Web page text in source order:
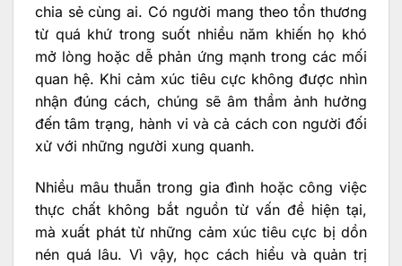
chia sẻ cùng ai. Có người mang theo tổn thương
từ quá khứ trong suốt nhiều năm khiến họ khó
mở lòng hoặc dễ phản ứng mạnh trong các mối
quan hệ. Khi cảm xúc tiêu cực không được nhìn
nhận đúng cách, chúng sẽ âm thầm ảnh hưởng
đến tâm trạng, hành vi và cả cách con người đối
xử với những người xung quanh.
Nhiều mâu thuẫn trong gia đình hoặc công việc
thực chất không bắt nguồn từ vấn đề hiện tại,
mà xuất phát từ những cảm xúc tiêu cực bị dồn
nén quá lâu. Vì vậy, học cách hiểu và quản trị